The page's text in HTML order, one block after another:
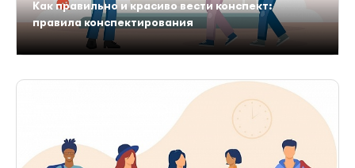
Как правильно и красиво вести конспект:
правила конспектирования